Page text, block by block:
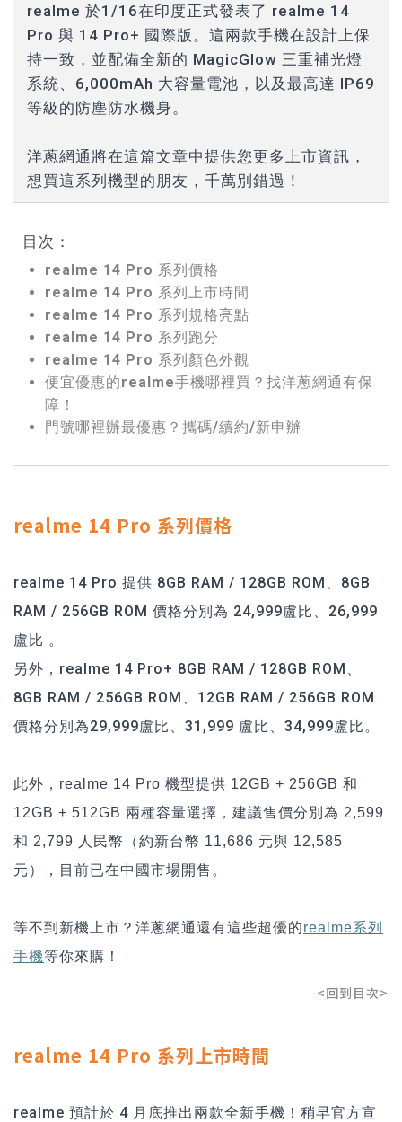
realme 於1/16在印度正式發表了 realme 14
Pro 與 14 Pro+ 國際版。這兩款手機在設計上保
持一致，並配備全新的 MagicGlow 三重補光燈
系統、6,000mAh 大容量電池，以及最高達 IP69
等級的防塵防水機身。
洋蔥網通將在這篇文章中提供您更多上市資訊，
想買這系列機型的朋友，千萬別錯過！
目次：
realme 14 Pro 系列價格
realme 14 Pro 系列上市時間
realme 14 Pro 系列規格亮點
realme 14 Pro 系列跑分
realme 14 Pro 系列顏色外觀
便宜優惠的realme手機哪裡買？找洋蔥網通有保
障！
門號哪裡辦最優惠？攜碼/續約/新申辦
realme 14 Pro 系列價格
realme 14 Pro 提供 8GB RAM / 128GB ROM、8GB
RAM / 256GB ROM 價格分別為 24,999盧比、26,999
盧比 。
另外，realme 14 Pro+ 8GB RAM / 128GB ROM、
8GB RAM / 256GB ROM、12GB RAM / 256GB ROM
價格分別為29,999盧比、31,999 盧比、34,999盧比。
此外， realme 14 Pro 機型提供 12GB + 256GB 和
12GB + 512GB 兩種容量選擇，建議售價分別為 2,599
和 2,799 人民幣（約新台幣 11,686 元與 12,585
元），目前已在中國市場開售。
等不到新機上市？洋蔥網通還有這些超優的realme系列
手機等你來購 ！
<回到目次>
realme 14 Pro 系列上市時間
realme 預計於 4 月底推出兩款全新手機！稍早官方宣